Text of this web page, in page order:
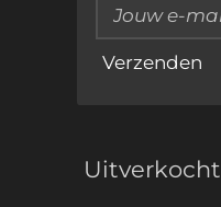
Verzenden
Uitverkocht